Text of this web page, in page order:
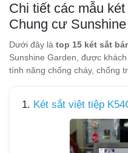
Chi tiết các mẫu
Chung cư
Dưới đây là top 15 két sắt
Sunshine Garden, được
tính năng chống cháy, chống
1. Két sắt việt tiệp